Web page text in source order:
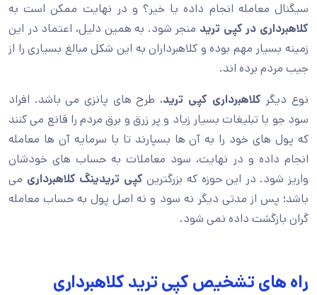
سیگنال معامله انجام داده یا خیر؟ و در نهایت ممکن است به
کلاهبرداری در کپی ترید منجر شود. به همین دلیل، اعتماد در این
زمینه بسیار مهم بوده و کلاهبرداران به این شکل مبالغ بسیاری را از
جیب مردم برده اند.
نوع دیگر کلاهبرداری کپی ترید، طرح های پانزی می باشد. افراد
سود جو با تبلیغات بسیار زیاد و پر زرق و برق مردم را قانع می کنند
که پول های خود را به آن ها بسپارند تا با سرمایه آن ها معامله
انجام داده و در نهایت، سود معاملات به حساب های خودشان
واریز شود. در این حوزه که بزرگترین کپی تریدینگ کلاهبرداری می
باشد؛ پس از مدتی دیگر نه سود و نه اصل پول به حساب معامله
گران بازگشت داده نمی شود.
راه های تشخیص کپی ترید کلاهبرداری